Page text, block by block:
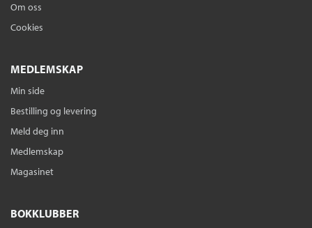
Om oss
Cookies
MEDLEMSKAP
Min side
Bestilling og levering
Meld deg inn
Medlemskap
Magasinet
BOKKLUBBER